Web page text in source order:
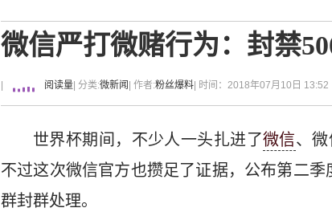
微信严打微赌行为：封禁
阅读量 | 分类:微新闻 | 作者:粉丝爆料 | 时间：2018年07月10日 13:52
世界杯期间，不少人一头扎进了微信、
不过这次微信官方也攒足了证据，公布第二
群封群处理。